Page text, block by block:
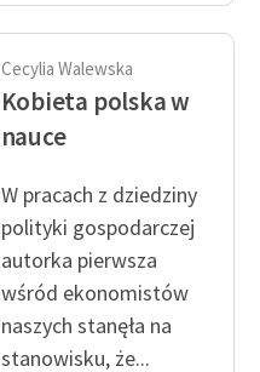
Cecylia Walewska
Kobieta polska w
nauce
W pracach z dziedziny
polityki gospodarczej
autorka pierwsza
wśród ekonomistów
naszych stanęła na
stanowisku, że...